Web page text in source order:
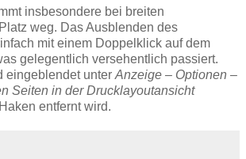
insbesondere bei breiten
weg. Das Ausblenden des
mit einem Doppelklick auf dem
gelegentlich versehentlich passiert.
eingeblendet unter Anzeige – Optionen –
Seiten in der Drucklayoutansicht
entfernt wird.